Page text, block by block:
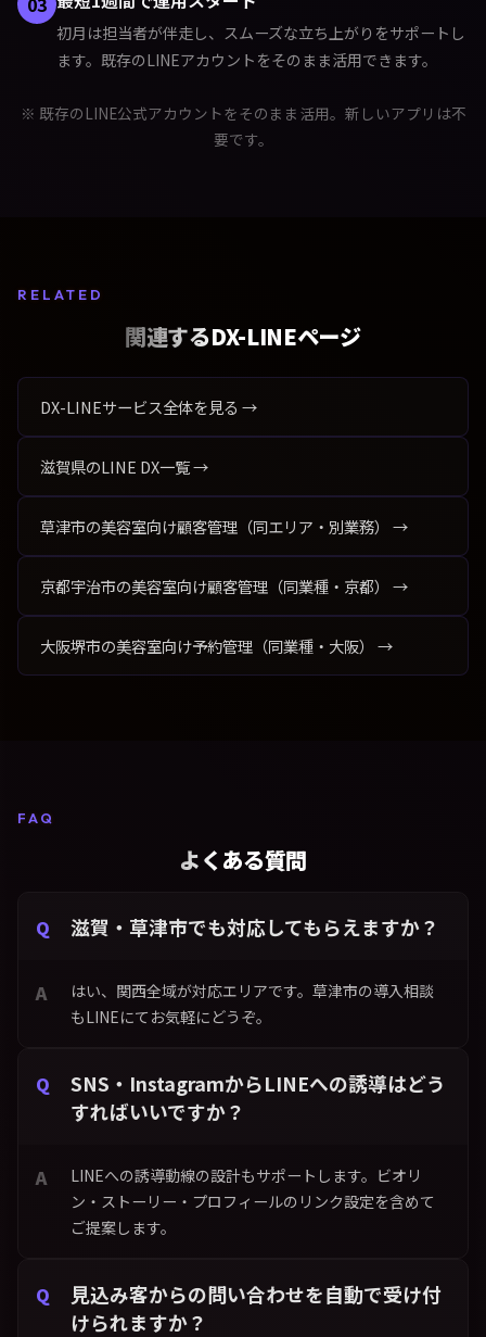
初月は担当者が伴走し、スムーズな立ち上がりをサポートし
ます。既存のLINEアカウントをそのまま活用できます。
※ 既存のLINE公式アカウントをそのまま活用。新しいアプリは不
要です。
RELATED
関連するDX-LINEページ
DX-LINEサービス全体を見る →
滋賀県のLINE DX一覧 →
草津市の美容室向け顧客管理（同エリア・別業務） →
京都宇治市の美容室向け顧客管理（同業種・京都） →
大阪堺市の美容室向け予約管理（同業種・大阪） →
FAQ
よくある質問
滋賀・草津市でも対応してもらえますか？
はい、関西全域が対応エリアです。草津市の導入相談
もLINEにてお気軽にどうぞ。
SNS・InstagramからLINEへの誘導はどう
すればいいですか？
LINEへの誘導動線の設計もサポートします。ビオリ
ン・ストーリー・プロフィールのリンク設定を含めて
ご提案します。
見込み客からの問い合わせを自動で受け付
けられますか？